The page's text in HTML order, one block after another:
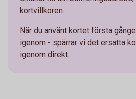
kortvillkoren.
När du använt kortet första
igenom - spärrar vi det ersatta
igenom direkt.